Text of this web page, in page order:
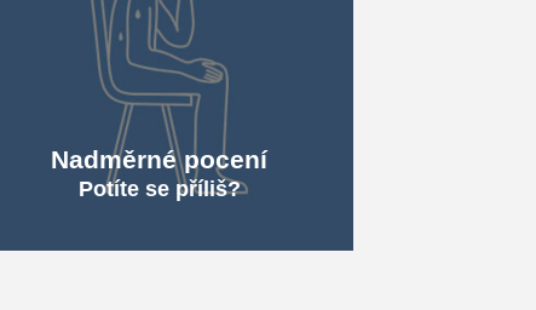
Nadměrné pocení
Potíte se příliš?